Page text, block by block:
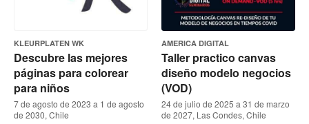
KLEURPLATEN WK
Descubre las mejores
páginas para colorear
para niños
7 de agosto de 2023 a 1 de agosto
de 2030, Chile
AMERICA DIGITAL
Taller practico canvas
diseño modelo negocios
(VOD)
24 de julio de 2025 a 31 de marzo
de 2027, Las Condes, Chile